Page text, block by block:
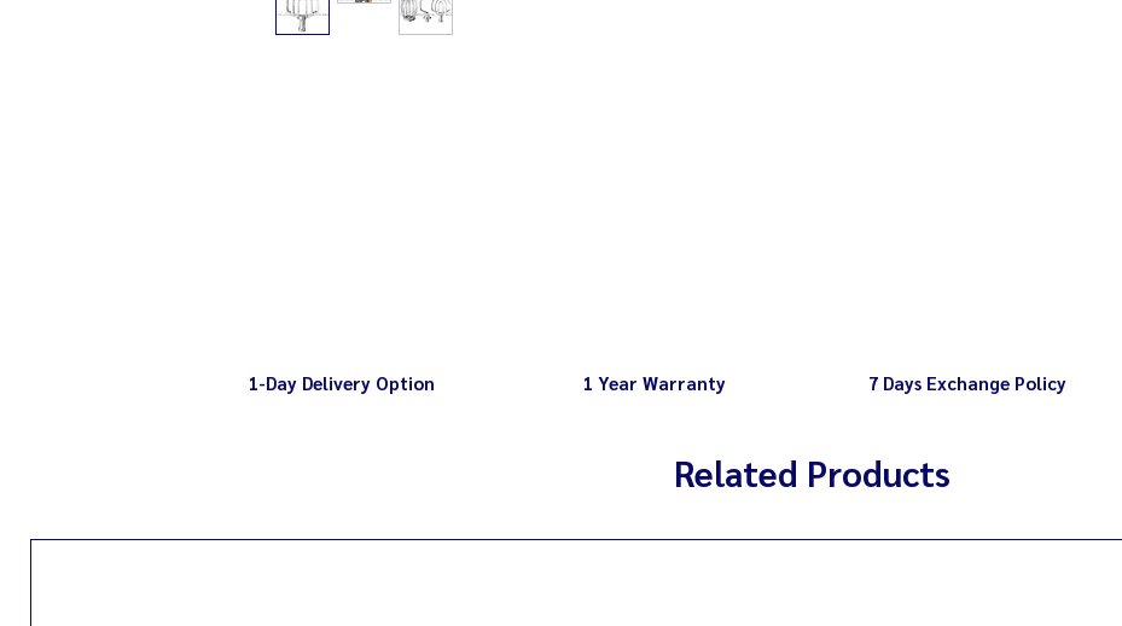
1-Day Delivery Option 1 Year Warranty 7 Days Exchange Policy
Related Products